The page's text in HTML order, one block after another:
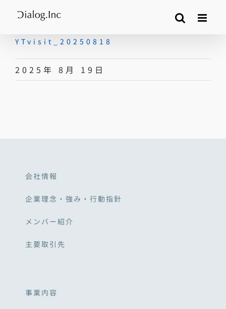
YTvisit_20250818
2025年 8月 19日
会社情報
企業理念・強み・行動指針
メンバー紹介
主要取引先
事業内容